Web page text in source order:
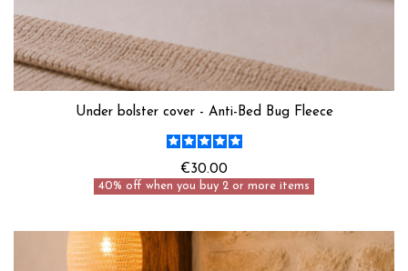
Under bolster cover - Anti-Bed Bug Fleece
€30.00
40% off when you buy 2 or more items